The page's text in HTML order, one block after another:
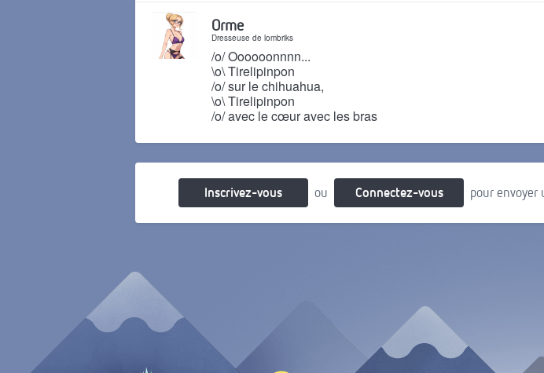
Orme
Dresseuse de lombriks
/o/ Oooooonnnn...
\o\ Tirelipinpon
/o/ sur le chihuahua,
\o\ Tirelipinpon
/o/ avec le cœur avec les bras
Inscrivez-vous ou Connectez-vous pour envoyer